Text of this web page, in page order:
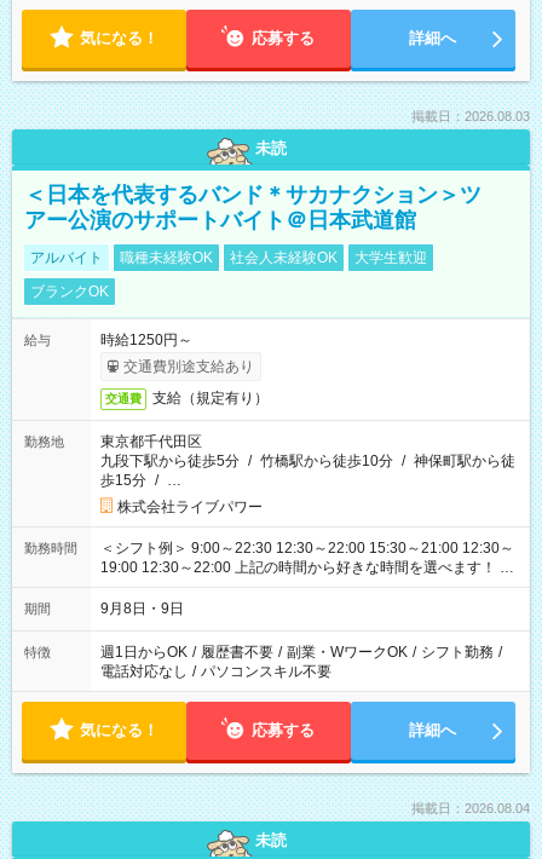
気になる！ 応募する 詳細へ
掲載日：2026.08.03
未読
＜日本を代表するバンド＊サカナクション＞ツ
アー公演のサポートバイト＠日本武道館
アルバイト 職種未経験OK 社会人未経験OK
大学生歓迎
ブランクOK
給与
時給1250円～
交通費別途支給あり
交通費 支給（規定有り）
勤務地
東京都千代田区
九段下駅から徒歩5分 / 竹橋駅から徒歩10分 / 神保町駅から徒
歩15分 / …
株式会社ライブパワー
勤務時間
＜シフト例＞ 9:00～22:30 12:30～22:00 15:30～21:00 12:30～
19:00 12:30～22:00 上記の時間から好きな時間を選べます！ ※
時間は変更となる可能性があります
期間 9月8日・9日
特徴 週1日からOK / 履歴書不要 / 副業・WワークOK / シフト勤務 /
電話対応なし / パソコンスキル不要
気になる！ 応募する 詳細へ
掲載日：2026.08.04
未読